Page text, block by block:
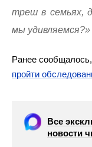
треш в семьях,
мы удивляемся?»
Ранее
пройти
Все
новости